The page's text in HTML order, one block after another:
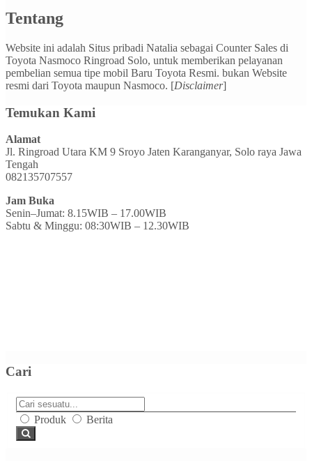
Tentang
Website ini adalah Situs pribadi Natalia sebagai Counter Sales di
Toyota Nasmoco Ringroad Solo, untuk memberikan pelayanan
pembelian semua tipe mobil Baru Toyota Resmi. bukan Website
resmi dari Toyota maupun Nasmoco. [Disclaimer]
Temukan Kami
Alamat
Jl. Ringroad Utara KM 9 Sroyo Jaten Karanganyar, Solo raya Jawa
Tengah
082135707557
Jam Buka
Senin–Jumat: 8.15WIB – 17.00WIB
Sabtu & Minggu: 08:30WIB – 12.30WIB
Cari
Produk Berita